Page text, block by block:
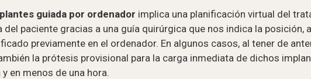
guiada por ordenador implica una planificación virtual del
del paciente gracias a una guía quirúrgica que nos indica la
previamente en el ordenador. En algunos casos, al tener de
la prótesis provisional para la carga inmediata de dichos
en menos de una hora.